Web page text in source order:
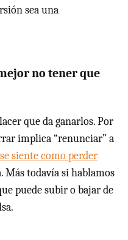
sea una
no tener que
que da ganarlos. Por
implica “renunciar” a
siente como perder
Más todavía si hablamos
puede subir o bajar de